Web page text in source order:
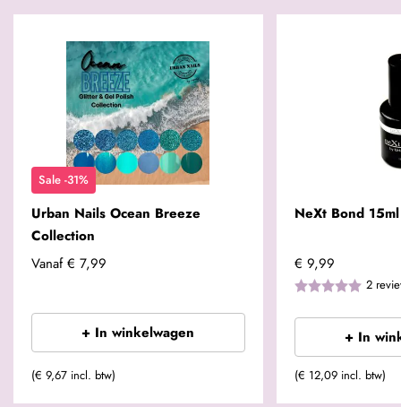
Sale -31%
Urban Nails Ocean Breeze
Collection
Vanaf € 7,99
+ In winkelwagen
(€ 9,67 incl. btw)
NeXt Bond 15ml
€ 9,99
2
+ In
(€ 12,09 incl. btw)